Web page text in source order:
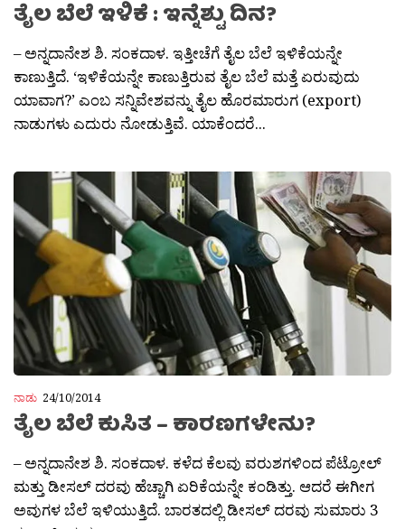
ತೈಲ ಬೆಲೆ ಇಳಿಕೆ : ಇನ್ನೆಶ್ಟು ದಿನ?
– ಅನ್ನದಾನೇಶ ಶಿ. ಸಂಕದಾಳ. ಇತ್ತೀಚೆಗೆ ತೈಲ ಬೆಲೆ ಇಳಿಕೆಯನ್ನೇ
ಕಾಣುತ್ತಿದೆ. ‘ಇಳಿಕೆಯನ್ನೇ ಕಾಣುತ್ತಿರುವ ತೈಲ ಬೆಲೆ ಮತ್ತೆ ಏರುವುದು
ಯಾವಾಗ?’ ಎಂಬ ಸನ್ನಿವೇಶವನ್ನು ತೈಲ ಹೊರಮಾರುಗ (export)
ನಾಡುಗಳು ಎದುರು ನೋಡುತ್ತಿವೆ. ಯಾಕೆಂದರೆ...
ನಾಡು 24/10/2014
ತೈಲ ಬೆಲೆ ಕುಸಿತ – ಕಾರಣಗಳೇನು?
– ಅನ್ನದಾನೇಶ ಶಿ. ಸಂಕದಾಳ. ಕಳೆದ ಕೆಲವು ವರುಶಗಳಿಂದ ಪೆಟ್ರೋಲ್
ಮತ್ತು ಡೀಸಲ್ ದರವು ಹೆಚ್ಚಾಗಿ ಏರಿಕೆಯನ್ನೇ ಕಂಡಿತ್ತು. ಆದರೆ ಈಗೀಗ
ಅವುಗಳ ಬೆಲೆ ಇಳಿಯುತ್ತಿದೆ. ಬಾರತದಲ್ಲಿ ಡೀಸಲ್ ದರವು ಸುಮಾರು 3